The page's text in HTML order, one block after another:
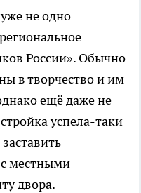
не одно
России». Обычно
в творчество и им
ещё даже не
успела-таки
местными
двора.